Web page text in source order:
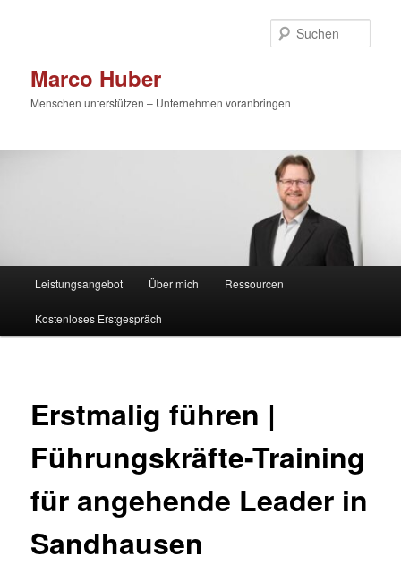
Marco Huber
Menschen unterstützen – Unternehmen voranbringen
Leistungsangebot Über mich Ressourcen
Kostenloses Erstgespräch
Erstmalig führen |
Führungskräfte-Training
für angehende Leader in
Sandhausen